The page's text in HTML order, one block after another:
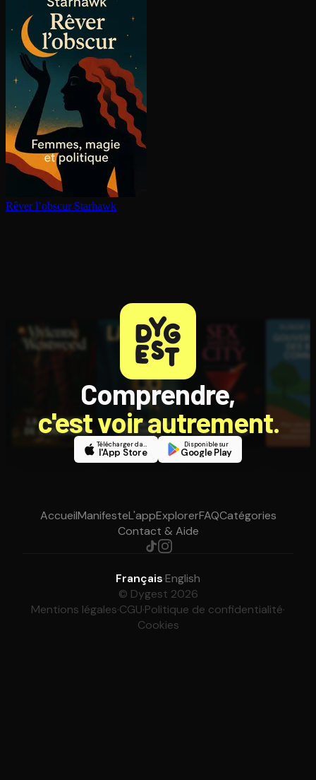
Rêver l’obscur Starhawk
Comprendre,
c'est voir autrement.
Télécharger dans
l'App Store
Disponible sur
Google Play
AccueilManifesteL'appExplorerFAQCatégories
Contact & Aide
Français·English
© Dygest 2026
Mentions légales·CGU·Politique de confidentialité·
Cookies